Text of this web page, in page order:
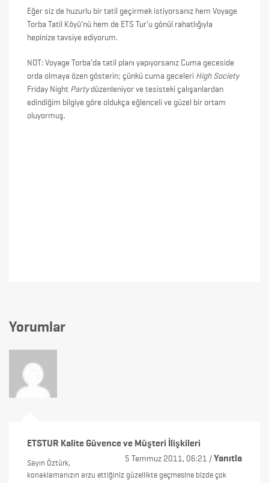
Eğer siz de huzurlu bir tatil geçirmek istiyorsanız hem Voyage
Torba Tatil Köyü’nü hem de ETS Tur’u gönül rahatlığıyla
hepinize tavsiye ediyorum.
NOT: Voyage Torba’da tatil planı yapıyorsanız Cuma geceside
orda olmaya özen gösterin; çünkü cuma geceleri High Society
Friday Night Partydüzenleniyor ve tesisteki çalışanlardan
edindiğim bilgiye göre oldukça eğlenceli ve güzel bir ortam
oluyormuş.
Yorumlar
ETSTUR Kalite Güvence ve Müşteri İlişkileri
5 Temmuz 2011, 06:21 / Yanıtla
Sayın Öztürk,
konaklamanızın arzu ettiğiniz güzellikte geçmesine bizde çok